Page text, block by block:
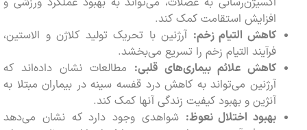
افزایش استقامت کمک کند.
کاهش التیام زخم: آرژنین با تحریک تولید کلاژن و الاستین،
فرآیند التیام زخم را تسریع می‌بخشد.
کاهش علائم بیماری‌های قلبی: مطالعات نشان داده‌اند که
آرژنین می‌تواند به کاهش درد قفسه سینه در بیماران مبتلا به
آنژین و بهبود کیفیت زندگی آنها کمک کند.
بهبود اختلال نعوظ:شواهدی وجود دارد که نشان می‌دهد